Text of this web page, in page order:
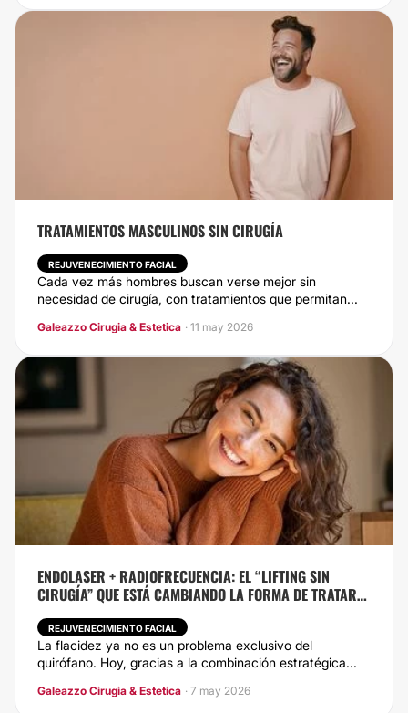
TRATAMIENTOS MASCULINOS SIN CIRUGÍA
REJUVENECIMIENTO FACIAL
Cada vez más hombres buscan verse mejor sin
necesidad de cirugía, con tratamientos que permitan...
Galeazzo Cirugia & Estetica · 11 may 2026
ENDOLASER + RADIOFRECUENCIA: EL “LIFTING SIN
CIRUGÍA” QUE ESTÁ CAMBIANDO LA FORMA DE TRATAR
LA FLACIDEZ
REJUVENECIMIENTO FACIAL
La flacidez ya no es un problema exclusivo del
quirófano. Hoy, gracias a la combinación estratégica...
Galeazzo Cirugia & Estetica · 7 may 2026